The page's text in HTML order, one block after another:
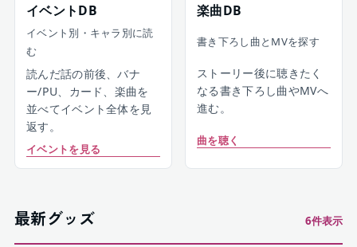
イベントDB
イベント別・キャラ別に読
む
読んだ話の前後、バナ
ー/PU、カード、楽曲を
並べてイベント全体を見
返す。
イベントを見る
楽曲DB
書き下ろし曲とMVを探す
ストーリー後に聴きたく
なる書き下ろし曲やMVへ
進む。
曲を聴く
最新グッズ 6件表示